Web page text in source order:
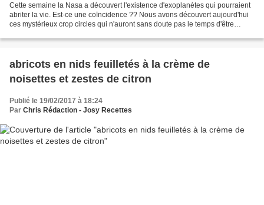
Cette semaine la Nasa a découvert l'existence d'exoplanètes qui pourraient
abriter la vie. Est-ce une coïncidence ?? Nous avons découvert aujourd'hui
ces mystérieux crop circles qui n'auront sans doute pas le temps d'être
abricots en nids feuilletés à la crème de
noisettes et zestes de citron
Publié le 19/02/2017 à 18:24
Par Chris Rédaction - Josy Recettes